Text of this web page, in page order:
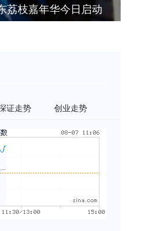
荔枝嘉年华今日启动
证走势 创业走势